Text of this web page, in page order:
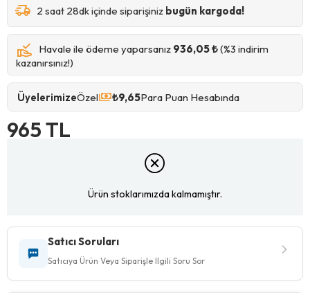
2 saat 28dk içinde siparişiniz bugün kargoda!
Havale ile ödeme yaparsanız 936,05 ₺(%3 indirim
kazanırsınız!)
ÜyelerimizeÖzel ₺9,65Para Puan Hesabında
965 TL
Ürün stoklarımızda kalmamıştır.
Satıcı Soruları
Satıcıya Ürün Veya Siparişle Ilgili Soru Sor